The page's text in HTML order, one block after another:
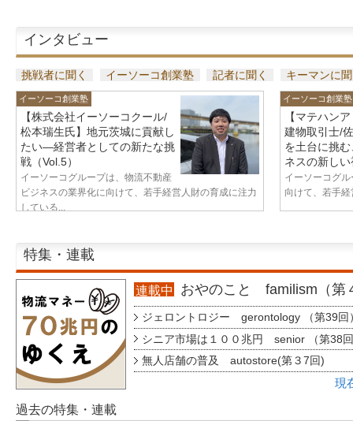
インタビュー
挑戦者に聞く イーソーコ創業塾 記者に聞く キーマンに
イーソーコ創業塾
【株式会社イーソーコクール/
松本瑞生氏】地元茨城に貢献し
たい—経営者としての新たな挑
戦（Vol.5）
イーソーコグループは、物流不動産
ビジネスの業界化に向けて、若手経営人財の育成に注力
している...
イーソーコ創業塾
【マテハン
建物取引士/
を土台に挑
ネスの新し
イーソーコグ
向けて、若手
特集・連載
連載中 おやのこと familism（第
ジェロントロジー gerontology （第39回
シニア市場は１００兆円 senior （第38
無人店舗の普及 autostore(第３7回)
現
過去の特集・連載